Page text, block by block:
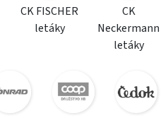
CK FISCHER
letáky
CK
Neckermann
letáky